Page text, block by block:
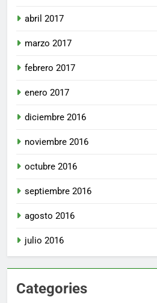
abril 2017
marzo 2017
febrero 2017
enero 2017
diciembre 2016
noviembre 2016
octubre 2016
septiembre 2016
agosto 2016
julio 2016
Categories